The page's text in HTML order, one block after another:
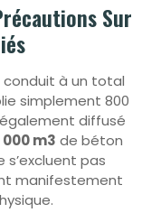
Sur
conduit à un total
simplement 800
également diffusé
000 m3 de béton
s’excluent pas
manifestement